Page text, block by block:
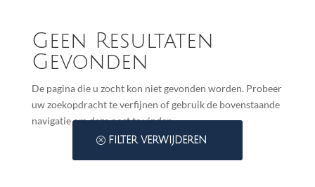
Geen Resultaten
Gevonden
De pagina die u zocht kon niet gevonden worden. Probeer
uw zoekopdracht te verfijnen of gebruik de bovenstaande
navigatie om deze post te vinden.
FILTER VERWIJDEREN